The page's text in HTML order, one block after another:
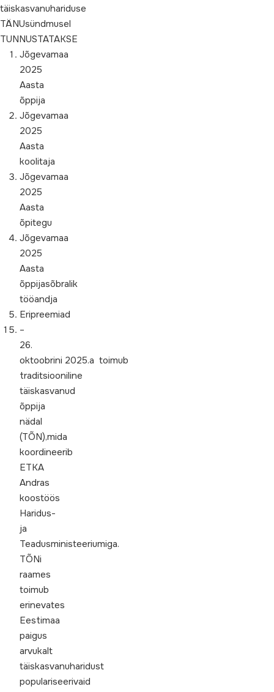
täiskasvanuhariduse
TÄNUsündmusel
TUNNUSTATAKSE
Jõgevamaa
2025
Aasta
õppija
Jõgevamaa
2025
Aasta
koolitaja
Jõgevamaa
2025
Aasta
õpitegu
Jõgevamaa
2025
Aasta
õppijasõbralik
tööandja
Eripreemiad
–
26.
oktoobrini 2025.a toimub
traditsiooniline
täiskasvanud
õppija
nädal
(TÕN),mida
koordineerib
ETKA
Andras
koostöös
Haridus-
ja
Teadusministeeriumiga.
TÕNi
raames
toimub
erinevates
Eestimaa
paigus
arvukalt
täiskasvanuharidust
populariseerivaid